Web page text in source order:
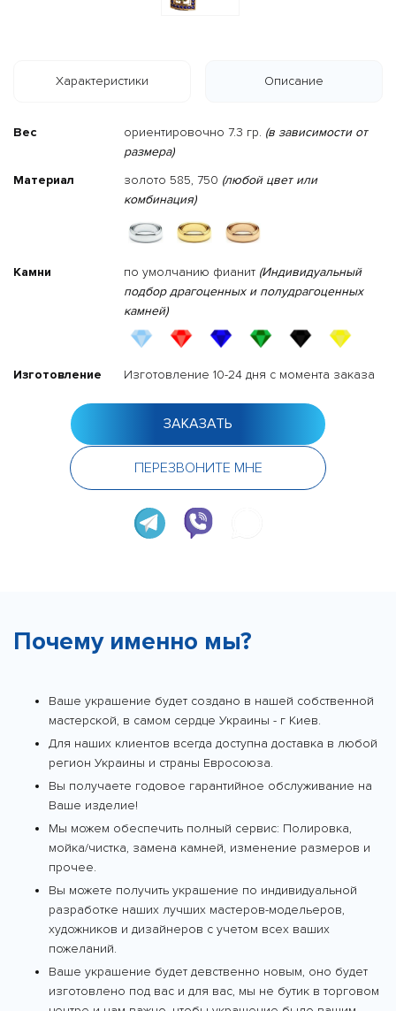
Характеристики Описание
Вес ориентировочно 7.3 гр. (в зависимости от
размера)
Материал
золото 585, 750 (любой цвет или
комбинация)
Камни по умолчанию фианит (Индивидуальный
подбор драгоценных и полудрагоценных
камней)
Изготовление Изготовление 10-24 дня с момента заказа
ЗАКАЗАТЬ
ПЕРЕЗВОНИТЕ МНЕ
Почему именно мы?
Ваше украшение будет создано в нашей собственной
мастерской, в самом сердце Украины - г Киев.
Для наших клиентов всегда доступна доставка в любой
регион Украины и страны Евросоюза.
Вы получаете годовое гарантийное обслуживание на
Ваше изделие!
Мы можем обеспечить полный сервис: Полировка,
мойка/чистка, замена камней, изменение размеров и
прочее.
Вы можете получить украшение по индивидуальной
разработке наших лучших мастеров-модельеров,
художников и дизайнеров с учетом всех ваших
пожеланий.
Ваше украшение будет девственно новым, оно будет
изготовлено под вас и для вас, мы не бутик в торговом